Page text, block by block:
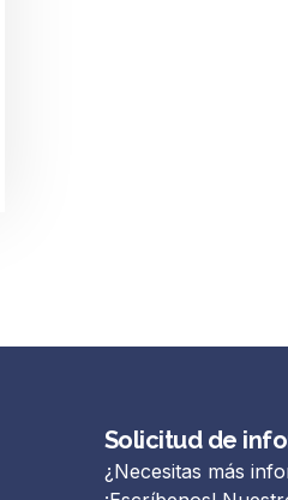
Solicitud de
¿Necesitas más